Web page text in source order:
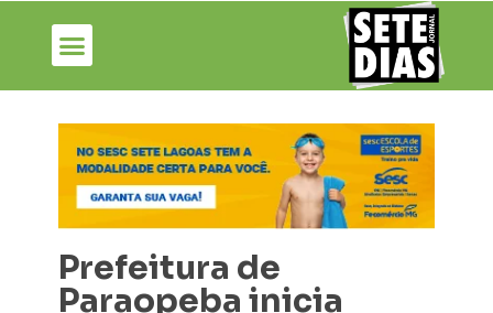
Prefeitura de
Paraopeba inicia